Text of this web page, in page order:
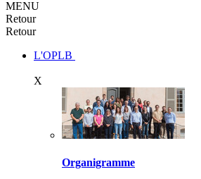
MENU
Retour
Retour
L'OPLB
X
Organigramme